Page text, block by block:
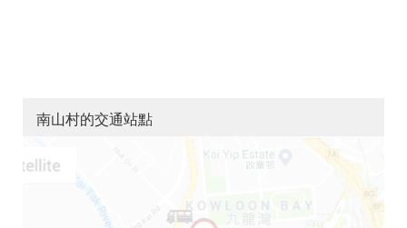
南山村的交通站點